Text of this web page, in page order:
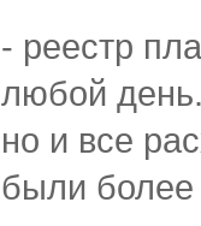
- реестр
любой
но и все
были